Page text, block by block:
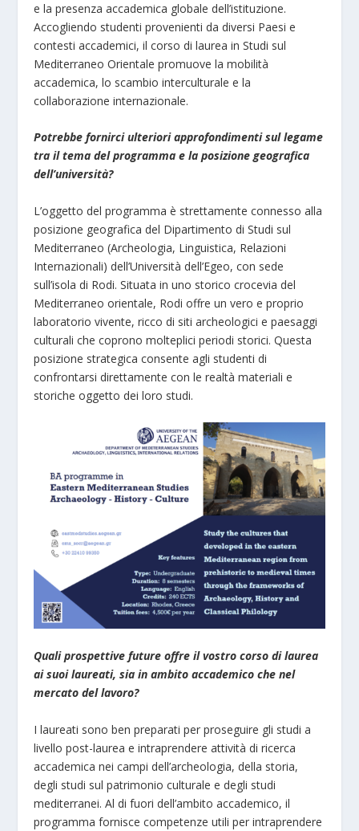
e la presenza accademica globale dell’istituzione.
Accogliendo studenti provenienti da diversi Paesi e
contesti accademici, il corso di laurea in Studi sul
Mediterraneo Orientale promuove la mobilità
accademica, lo scambio interculturale e la
collaborazione internazionale.
Potrebbe fornirci ulteriori approfondimenti sul legame
tra il tema del programma e la posizione geografica
dell’università?
L’oggetto del programma è strettamente connesso alla
posizione geografica del Dipartimento di Studi sul
Mediterraneo (Archeologia, Linguistica, Relazioni
Internazionali) dell’Università dell’Egeo, con sede
sull’isola di Rodi. Situata in uno storico crocevia del
Mediterraneo orientale, Rodi offre un vero e proprio
laboratorio vivente, ricco di siti archeologici e paesaggi
culturali che coprono molteplici periodi storici. Questa
posizione strategica consente agli studenti di
confrontarsi direttamente con le realtà materiali e
storiche oggetto dei loro studi.
Quali prospettive future offre il vostro corso di laurea
ai suoi laureati, sia in ambito accademico che nel
mercato del lavoro?
I laureati sono ben preparati per proseguire gli studi a
livello post-laurea e intraprendere attività di ricerca
accademica nei campi dell’archeologia, della storia,
degli studi sul patrimonio culturale e degli studi
mediterranei. Al di fuori dell’ambito accademico, il
programma fornisce competenze utili per intraprendere